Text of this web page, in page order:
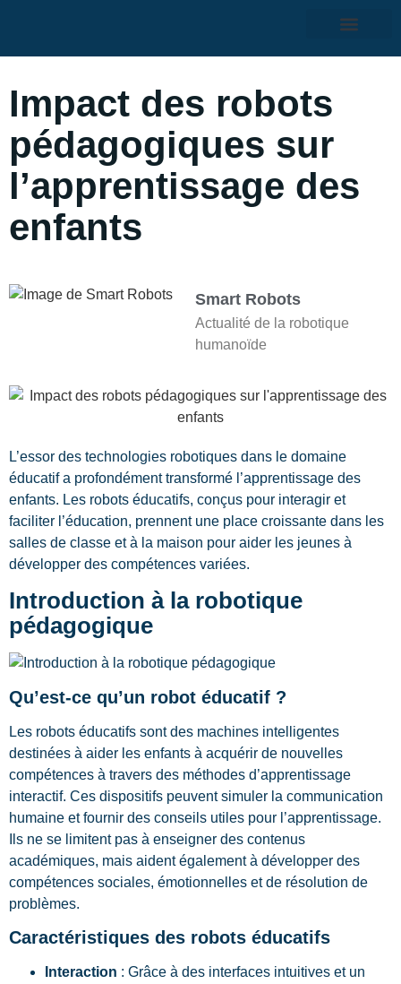
Impact des robots
pédagogiques sur
l’apprentissage des
enfants
Smart Robots
Actualité de la robotique
humanoïde
L’essor des technologies robotiques dans le domaine
éducatif a profondément transformé l’apprentissage des
enfants. Les robots éducatifs, conçus pour interagir et
faciliter l’éducation, prennent une place croissante dans les
salles de classe et à la maison pour aider les jeunes à
développer des compétences variées.
Introduction à la robotique
pédagogique
Qu’est-ce qu’un robot éducatif ?
Les robots éducatifs sont des machines intelligentes
destinées à aider les enfants à acquérir de nouvelles
compétences à travers des méthodes d’apprentissage
interactif. Ces dispositifs peuvent simuler la communication
humaine et fournir des conseils utiles pour l’apprentissage.
Ils ne se limitent pas à enseigner des contenus
académiques, mais aident également à développer des
compétences sociales, émotionnelles et de résolution de
problèmes.
Caractéristiques des robots éducatifs
Interaction : Grâce à des interfaces intuitives et un